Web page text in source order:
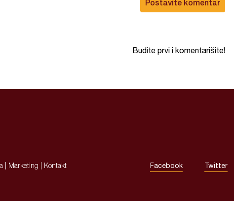
Postavite komentar
Budite prvi i komentarišite!
Marketing Kontakt Facebook Twitter